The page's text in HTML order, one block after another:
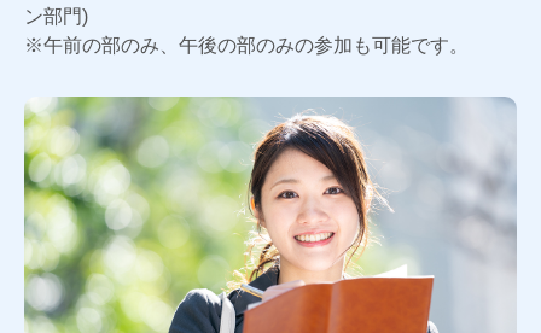
ン部門)
※午前の部のみ、午後の部のみの参加も可能です。